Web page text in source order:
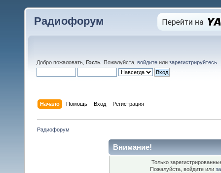
Радиофорум
Добро пожаловать, Гость . Пожалуйста, войдите или зарегистрируйтесь
Начало Помощь Вход Регистрация
Радиофорум
Внимание!
Только
Пожалуйста, войдите или